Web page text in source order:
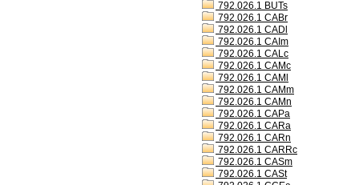
792.026.1 BUTs
792.026.1 CABr
792.026.1 CADl
792.026.1 CAIm
792.026.1 CALc
792.026.1 CAMc
792.026.1 CAMl
792.026.1 CAMm
792.026.1 CAMn
792.026.1 CAPa
792.026.1 CARa
792.026.1 CARn
792.026.1 CARRc
792.026.1 CASm
792.026.1 CASt